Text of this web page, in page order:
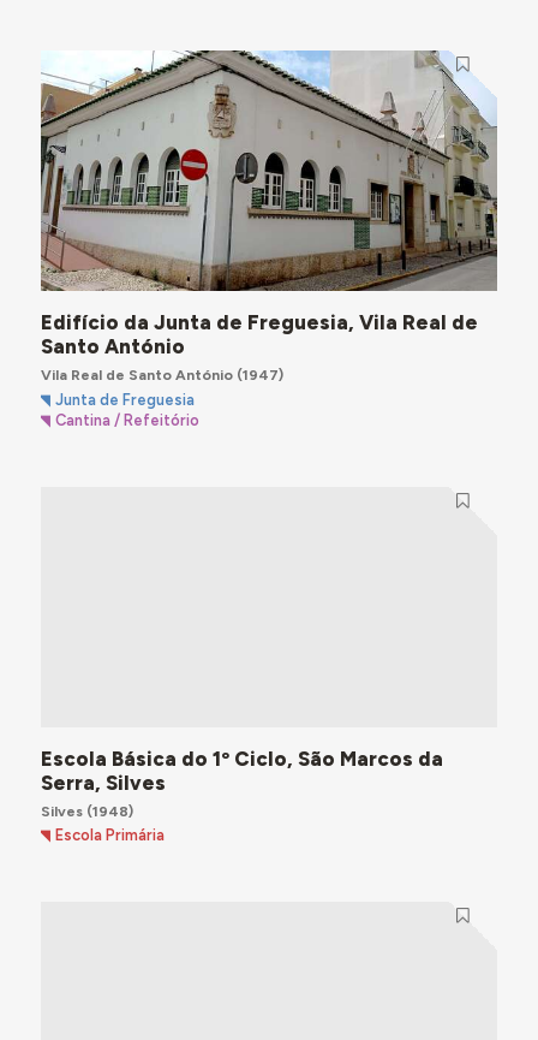
Edifício da Junta de Freguesia, Vila Real de
Santo António
Vila Real de Santo António(1947)
Junta de Freguesia
Cantina / Refeitório
Escola Básica do 1º Ciclo, São Marcos da
Serra, Silves
Silves(1948)
Escola Primária